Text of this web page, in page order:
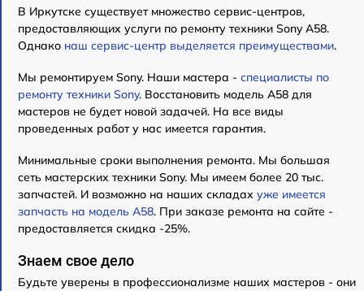
В Иркутске существует множество сервис-центров,
предоставляющих услуги по ремонту техники Sony A58.
Однако наш сервис-центр выделяется преимуществами.
Мы ремонтируем Sony. Наши мастера - специалисты по
ремонту техники Sony. Восстановить модель A58 для
мастеров не будет новой задачей. На все виды
проведенных работ у нас имеется гарантия.
Минимальные сроки выполнения ремонта. Мы большая
сеть мастерских техники Sony. Мы имеем более 20 тыс.
запчастей. И возможно на наших складах уже имеется
запчасть на модель A58. При заказе ремонта на сайте -
предоставляется скидка -25%.
Знаем свое дело
Будьте уверены в профессионализме наших мастеров - они